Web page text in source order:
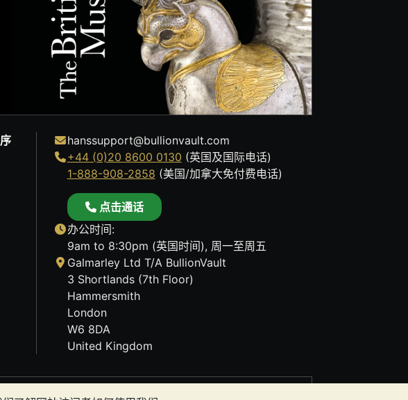
hanssupport@bullionvault.com
+44 (0)20 8600 0130 (英国及国际电话)
1-888-908-2858 (美国/加拿大免付费电话)
点击通话
办公时间:
9am to 8:30pm (英国时间), 周一至周五
Galmarley Ltd T/A BullionVault
3 Shortlands (7th Floor)
Hammersmith
London
W6 8DA
United Kingdom